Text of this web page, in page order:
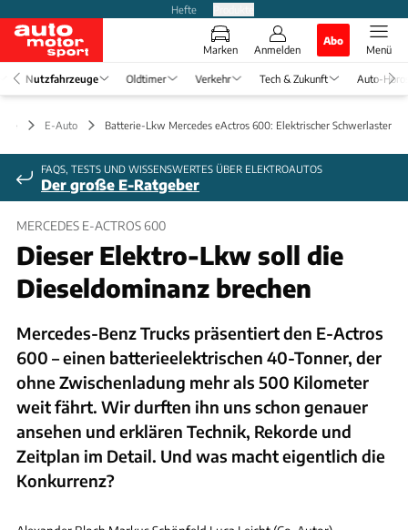
Hefte
Marken Anmelden
Abo
Menü
Nutzfahrzeuge Oldtimer Verkehr Tech & Zukunft Auto-
E-Auto Batterie-Lkw Mercedes eActros 600: Elektrischer Schwerlaster
FAQS, TESTS UND WISSENSWERTES ÜBER ELEKTROAUTOS
Der große E-Ratgeber
MERCEDES E-ACTROS 600
Dieser Elektro-Lkw soll die
Dieseldominanz brechen
Mercedes-Benz Trucks präsentiert den E-Actros
600 – einen batterieelektrischen 40-Tonner, der
ohne Zwischenladung mehr als 500 Kilometer
weit fährt. Wir durften ihn uns schon genauer
ansehen und erklären Technik, Rekorde und
Zeitplan im Detail. Und was macht eigentlich die
Konkurrenz?